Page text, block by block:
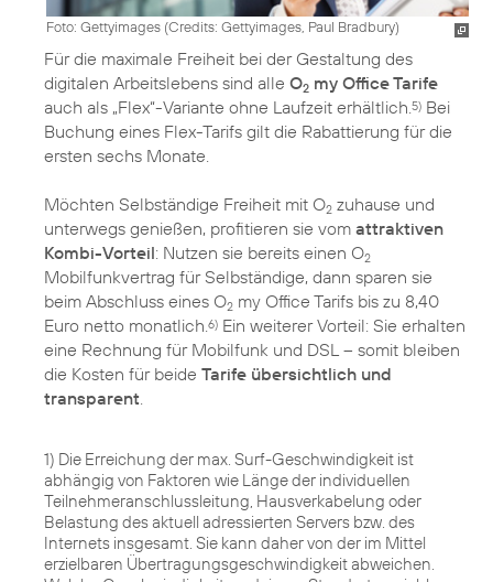
Foto: Gettyimages (Credits: Gettyimages, Paul Bradbury)
Für die maximale Freiheit bei der Gestaltung des
digitalen Arbeitslebens sind alle O2 my Office Tarife
auch als „Flex“-Variante ohne Laufzeit erhältlich. 5) Bei
Buchung eines Flex-Tarifs gilt die Rabattierung für die
ersten sechs Monate.
Möchten Selbständige Freiheit mit O2 zuhause und
unterwegs genießen, profitieren sie vom attraktiven
Kombi-Vorteil: Nutzen sie bereits einen O2
Mobilfunkvertrag für Selbständige, dann sparen sie
beim Abschluss eines O2 my Office Tarifs bis zu 8,40
Euro netto monatlich. 6) Ein weiterer Vorteil: Sie erhalten
eine Rechnung für Mobilfunk und DSL – somit bleiben
die Kosten für beide Tarife übersichtlich und
transparent
1) Die Erreichung der max. Surf-Geschwindigkeit ist
abhängig von Faktoren wie Länge der individuellen
Teilnehmeranschlussleitung, Hausverkabelung oder
Belastung des aktuell adressierten Servers bzw. des
Internets insgesamt. Sie kann daher von der im Mittel
erzielbaren Übertragungsgeschwindigkeit abweichen.